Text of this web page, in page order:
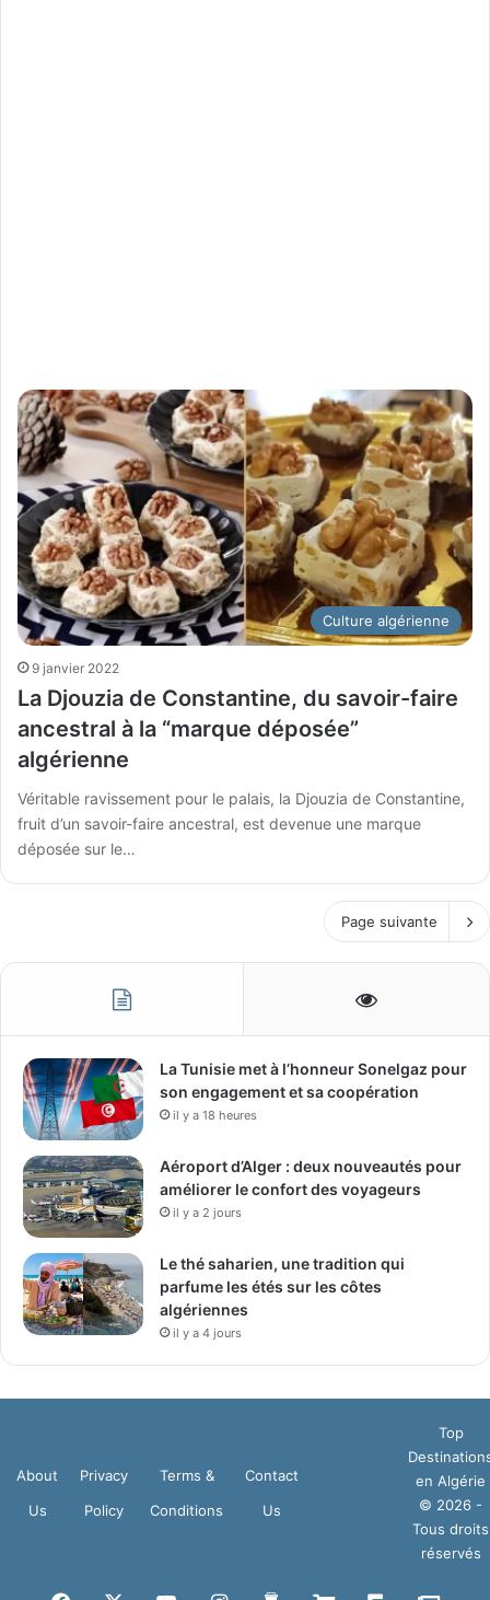
Culture algérienne
9 janvier 2022
La Djouzia de Constantine, du savoir-faire
ancestral à la “marque déposée”
algérienne
Véritable ravissement pour le palais, la Djouzia de Constantine,
fruit d’un savoir-faire ancestral, est devenue une marque
déposée sur le…
Page suivante
La Tunisie met à l’honneur Sonelgaz pour
son engagement et sa coopération
il y a 18 heures
Aéroport d’Alger : deux nouveautés pour
améliorer le confort des voyageurs
il y a 2 jours
Le thé saharien, une tradition qui
parfume les étés sur les côtes
algériennes
il y a 4 jours
About
Us
Privacy
Policy
Terms &
Conditions
Contact
Us
Top
en Algérie
© 2026 -
Tous droits
réservés